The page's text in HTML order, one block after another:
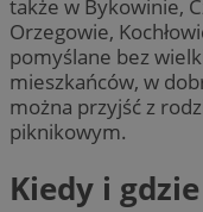
także w Bykowinie,
Orzegowie,
pomyślane bez
mieszkańców, w
można przyjść z
piknikowym.
Kiedy i